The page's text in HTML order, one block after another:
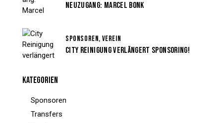
NEUZUGANG: MARCEL BONK
SPONSOREN, VEREIN
CITY REINIGUNG VERLÄNGERT SPONSORING!
KATEGORIEN
Sponsoren
Transfers